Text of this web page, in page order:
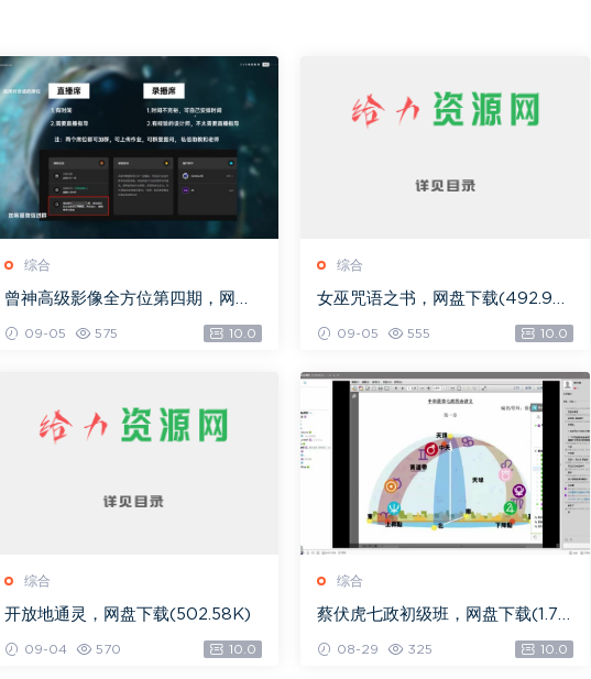
综合
曾神高级影像全方位第四期，网盘
09-05 575 10.0
综合
女巫咒语之书，网盘下载(492.99
09-05 555 10.0
综合
开放地通灵，网盘下载(502.58K)
09-04 570 10.0
综合
蔡伏虎七政初级班，网盘下载(1.79
08-29 325 10.0